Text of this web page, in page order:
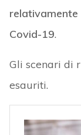
Covid-19.
Gli scenari di
esauriti.